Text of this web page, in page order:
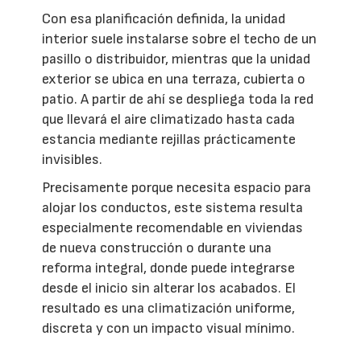
Con esa planificación definida, la unidad
interior suele instalarse sobre el techo de un
pasillo o distribuidor, mientras que la unidad
exterior se ubica en una terraza, cubierta o
patio. A partir de ahí se despliega toda la red
que llevará el aire climatizado hasta cada
estancia mediante rejillas prácticamente
invisibles.
Precisamente porque necesita espacio para
alojar los conductos, este sistema resulta
especialmente recomendable en viviendas
de nueva construcción o durante una
reforma integral, donde puede integrarse
desde el inicio sin alterar los acabados. El
resultado es una climatización uniforme,
discreta y con un impacto visual mínimo.